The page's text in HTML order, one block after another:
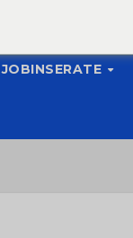
JOBINSERATE